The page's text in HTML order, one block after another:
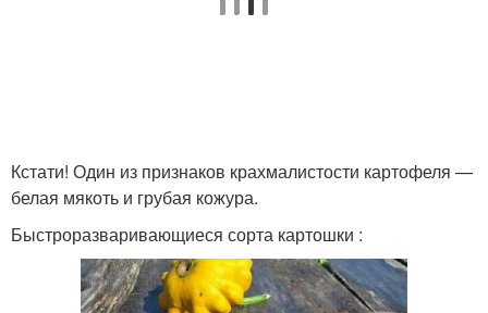
полосе
Картофель по скорости
Кстати! Один из признаков крахмалистости картофеля —
белая мякоть и грубая кожура.
Быстроразваривающиеся сорта картошки :